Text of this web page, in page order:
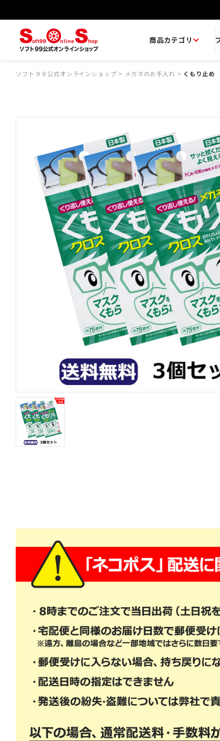
商品カテゴリ
ソフト９９公式オンラインショップ > メガネのお手入れ > くもり止め